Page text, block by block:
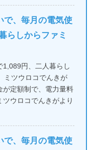
で、毎月の電気使
らしからファミ
1,089円、二人暮らし
ミツウロコでんきが
が定額制で、電力量料
ウロコでんきがより
で、毎月の電気使